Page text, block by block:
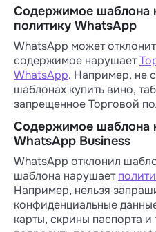
Содержимое шаблона
политику WhatsApp
WhatsApp может
содержимое нарушает
WhatsApp. Например, не
шаблонах купить вино,
запрещенное Торговой
Содержимое шаблона
WhatsApp Business
WhatsApp отклонил
шаблона нарушает
Например, нельзя
конфиденциальные
карты, скрины паспорта